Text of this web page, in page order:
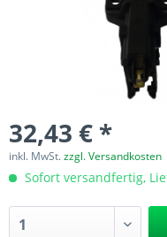
32,43 € *
inkl. MwSt.zzgl. Versandkosten
Sofort versandfertig,